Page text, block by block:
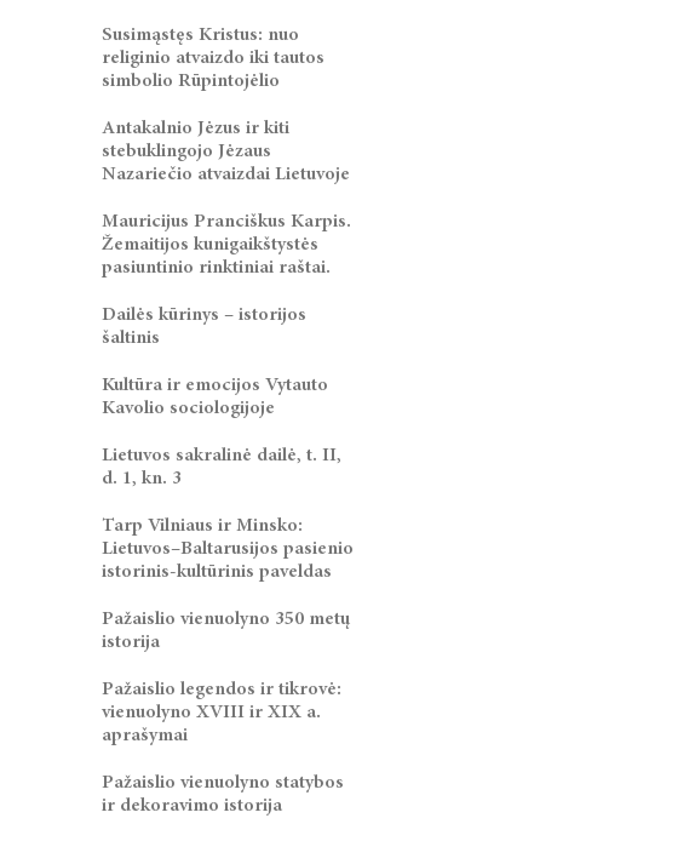
Susimąstęs Kristus: nuo
religinio atvaizdo iki tautos
simbolio Rūpintojėlio
Antakalnio Jėzus ir kiti
stebuklingojo Jėzaus
Nazariečio atvaizdai Lietuvoje
Mauricijus Pranciškus Karpis.
Žemaitijos kunigaikštystės
pasiuntinio rinktiniai raštai.
Dailės kūrinys – istorijos
šaltinis
Kultūra ir emocijos Vytauto
Kavolio sociologijoje
Lietuvos sakralinė dailė, t. II,
d. 1, kn. 3
Tarp Vilniaus ir Minsko:
Lietuvos–Baltarusijos pasienio
istorinis-kultūrinis paveldas
Pažaislio vienuolyno 350 metų
istorija
Pažaislio legendos ir tikrovė:
vienuolyno XVIII ir XIX a.
aprašymai
Pažaislio vienuolyno statybos
ir dekoravimo istorija